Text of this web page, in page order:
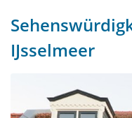
IJsselmeer